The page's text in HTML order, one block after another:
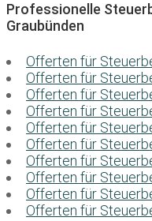
Professionelle
Graubünden
Offerten für
Offerten für
Offerten für
Offerten für
Offerten für
Offerten für
Offerten für
Offerten für
Offerten für
Offerten für